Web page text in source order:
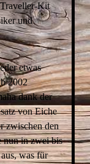
Kit
und
etwas
2002
dank der
von Eiche
zwischen den
nun in zwei bis
was für